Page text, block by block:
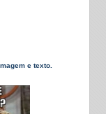
e texto.